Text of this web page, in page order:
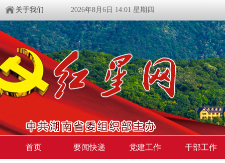
关于我们 2026年8月6日 14:01 星期四
首页 要闻快递 党建工作 干部工作